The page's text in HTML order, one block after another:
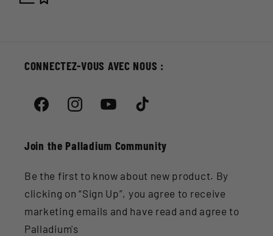
CONNECTEZ-VOUS AVEC NOUS :
FacebookInstagramYouTube TikTok
Join the Palladium Community
Be the first to know about new product. By
clicking on “Sign Up”, you agree to receive
marketing emails and have read and agree to
Palladium's